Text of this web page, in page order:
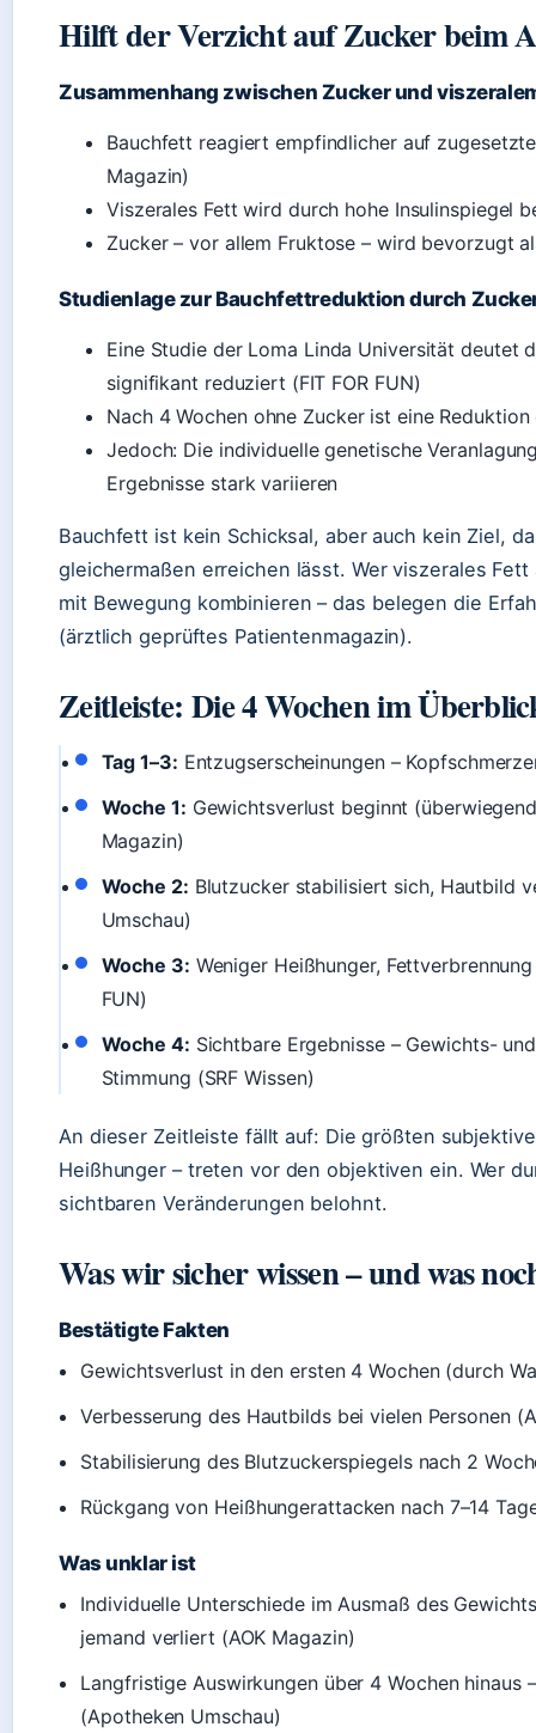
Hilft der Verzicht auf Zucker beim
Zusammenhang zwischen Zucker und
Bauchfett reagiert empfindlicher auf
Magazin)
Viszerales Fett wird durch hohe Insulinspiegel
Zucker – vor allem Fruktose – wird bevorzugt
Studienlage zur Bauchfettreduktion durch
Eine Studie der Loma Linda Universität deutet
signifikant reduziert (FIT FOR FUN)
Nach 4 Wochen ohne Zucker ist eine
Jedoch: Die individuelle genetische
Ergebnisse stark variieren
Bauchfett ist kein Schicksal, aber auch kein Ziel,
gleichermaßen erreichen lässt. Wer viszerales
mit Bewegung kombinieren – das belegen die
(ärztlich geprüftes Patientenmagazin).
Zeitleiste: Die 4 Wochen im
Tag 1–3: Entzugserscheinungen –
Woche 1: Gewichtsverlust beginnt
Magazin)
Woche 2: Blutzucker stabilisiert sich, Hautbild
Umschau)
Woche 3: Weniger Heißhunger,
FUN)
Woche 4: Sichtbare Ergebnisse – Gewichts-
Stimmung (SRF Wissen)
An dieser Zeitleiste fällt auf: Die größten
Heißhunger – treten vor den objektiven ein. Wer
sichtbaren Veränderungen belohnt.
Was wir sicher wissen – und was
Bestätigte Fakten
Gewichtsverlust in den ersten 4 Wochen (durch
Verbesserung des Hautbilds bei vielen Personen
Stabilisierung des Blutzuckerspiegels nach 2
Rückgang von Heißhungerattacken nach 7–14
Was unklar ist
Individuelle Unterschiede im Ausmaß des
jemand verliert (AOK Magazin)
Langfristige Auswirkungen über 4 Wochen
(Apotheken Umschau)